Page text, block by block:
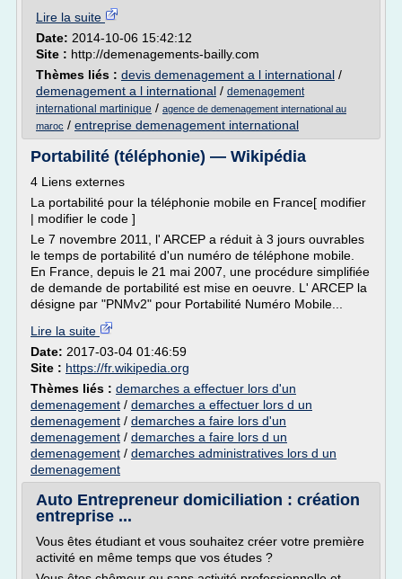
Lire la suite
Date: 2014-10-06 15:42:12
Site : http://demenagements-bailly.com
Thèmes liés : devis demenagement a l international /
demenagement a l international / demenagement
international martinique / agence de demenagement international au
maroc / entreprise demenagement international
Portabilité (téléphonie) — Wikipédia
4 Liens externes
La portabilité pour la téléphonie mobile en France[ modifier
| modifier le code ]
Le 7 novembre 2011, l' ARCEP a réduit à 3 jours ouvrables
le temps de portabilité d'un numéro de téléphone mobile.
En France, depuis le 21 mai 2007, une procédure simplifiée
de demande de portabilité est mise en oeuvre. L' ARCEP la
désigne par "PNMv2" pour Portabilité Numéro Mobile...
Lire la suite
Date: 2017-03-04 01:46:59
Site : https://fr.wikipedia.org
Thèmes liés : demarches a effectuer lors d'un
demenagement / demarches a effectuer lors d un
demenagement / demarches a faire lors d'un
demenagement / demarches a faire lors d un
demenagement / demarches administratives lors d un
demenagement
Auto Entrepreneur domiciliation : création
entreprise ...
Vous êtes étudiant et vous souhaitez créer votre première
activité en même temps que vos études ?